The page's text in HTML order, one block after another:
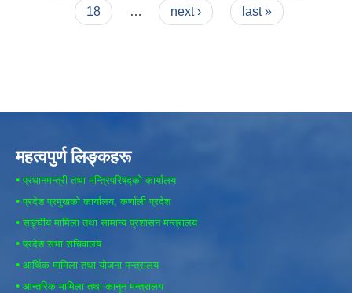
18
… next › last »
महत्वपुर्ण लिङ्कहरू
• प्रधानमन्त्री तथा मन्त्रिपरिषद्को कार्यालय
• प्रदेश प्रमुखको कार्यालय, कर्णाली प्रदेश
• सङ्घीय मामिला तथा सामान्य प्रशासन मन्त्रालय
• प्रदेश सभा सचिवालय
• आर्थिक मामिला तथा योजना मन्त्रालय
• आन्तरिक मामिला तथा कानून मन्त्रालय